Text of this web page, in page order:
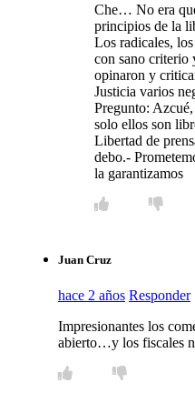
Che… No era
principios de la
Los radicales,
con sano criterio
opinaron y
Justicia varios
Pregunto:
solo ellos son
Libertad de
debo.-
la garantizamos
Juan Cruz
hace 2 años Responder
Impresionantes los
abierto…y los fiscales